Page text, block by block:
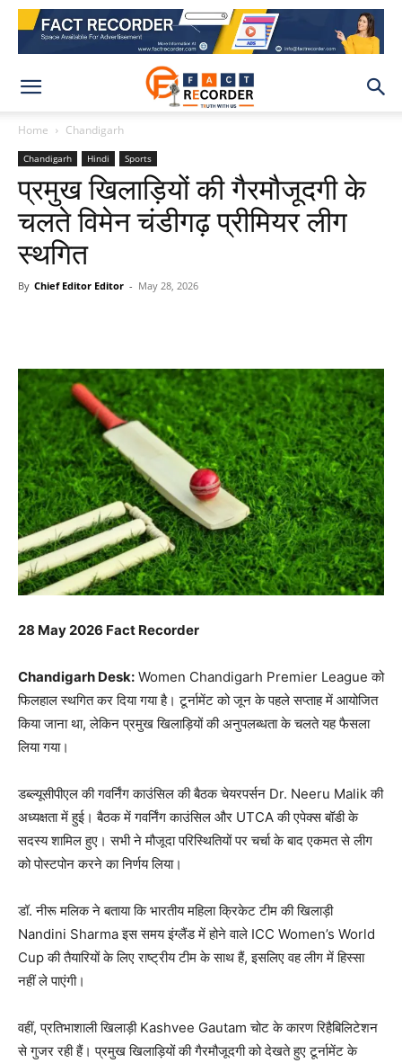
Home Chandigarh
Chandigarh Hindi Sports
प्रमुख खिलाड़ियों की गैरमौजूदगी के
चलते विमेन चंडीगढ़ प्रीमियर लीग
स्थगित
By Chief Editor Editor - May 28, 2026
28 May 2026 Fact Recorder
Chandigarh Desk: Women Chandigarh Premier League को
फिलहाल स्थगित कर दिया गया है। टूर्नामेंट को जून के पहले सप्ताह में आयोजित
किया जाना था, लेकिन प्रमुख खिलाड़ियों की अनुपलब्धता के चलते यह फैसला
लिया गया।
डब्ल्यूसीपीएल की गवर्निंग काउंसिल की बैठक चेयरपर्सन Dr. Neeru Malikकी
अध्यक्षता में हुई। बैठक में गवर्निंग काउंसिल और UTCAकी एपेक्स बॉडी के
सदस्य शामिल हुए। सभी ने मौजूदा परिस्थितियों पर चर्चा के बाद एकमत से लीग
को पोस्टपोन करने का निर्णय लिया।
डॉ. नीरू मलिक ने बताया कि भारतीय महिला क्रिकेट टीम की खिलाड़ी
Nandini Sharmaइस समय इंग्लैंड में होने वाले ICC Women’s World
Cupकी तैयारियों के लिए राष्ट्रीय टीम के साथ हैं, इसलिए वह लीग में हिस्सा
नहीं ले पाएंगी।
वहीं, प्रतिभाशाली खिलाड़ी Kashvee Gautam चोट के कारण रिहैबिलिटेशन
से गुजर रही हैं। प्रमुख खिलाड़ियों की गैरमौजूदगी को देखते हुए टूर्नामेंट के